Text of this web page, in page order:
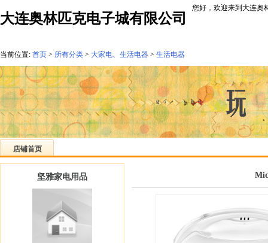
大连奥林匹克电子城有限公司
您好，欢迎来到大连奥
当前位置: 首页 > 所有分类 > 大家电、生活电器 > 生活电器
店铺首页